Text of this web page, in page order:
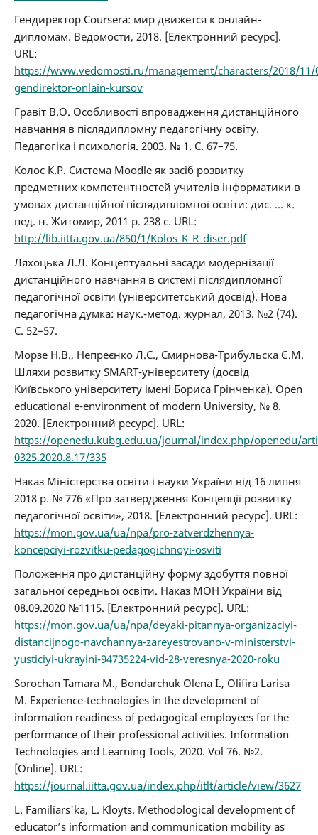
Гендиректор Coursera: мир движется к онлайн-
дипломам. Ведомости, 2018. [Електронний ресурс].
URL:
https://www.vedomosti.ru/management/characters/2018/11/
gendirektor-onlain-kursov
Гравіт В.О. Особливості впровадження дистанційного
навчання в післядипломну педагогічну освіту.
Педагогіка і психологія. 2003. № 1. С. 67–75.
Колос К.Р. Система Moodle як засіб розвитку
предметних компетентностей учителів інформатики в
умовах дистанційної післядипломної освіти: дис. ... к.
пед. н. Житомир, 2011 р. 238 с. URL:
http://lib.iitta.gov.ua/850/1/Kolos_K_R_diser.pdf
Ляхоцька Л.Л. Концептуальні засади модернізації
дистанційного навчання в системі післядипломної
педагогічної освіти (університетський досвід). Нова
педагогічна думка: наук.-метод. журнал, 2013. №2 (74).
С. 52–57.
Морзе Н.В., Непреєнко Л.С., Смирнова-Трибульска Є.М.
Шляхи розвитку SMART-університету (досвід
Київського університету імені Бориса Грінченка). Open
educational e-environment of modern University, № 8.
2020. [Електронний ресурс]. URL:
https://openedu.kubg.edu.ua/journal/index.php/openedu/
0325.2020.8.17/335
Наказ Міністерства освіти і науки України від 16 липня
2018 р. № 776 «Про затвердження Концепції розвитку
педагогічної освіти», 2018. [Електронний ресурс]. URL:
https://mon.gov.ua/ua/npa/pro-zatverdzhennya-
koncepciyi-rozvitku-pedagogichnoyi-osviti
Положення про дистанційну форму здобуття повної
загальної середньої освіти. Наказ МОН України від
08.09.2020 №1115. [Електронний ресурс]. URL:
https://mon.gov.ua/ua/npa/deyaki-pitannya-organizaciyi-
distancijnogo-navchannya-zareyestrovano-v-ministerstvi-
yusticiyi-ukrayini-94735224-vid-28-veresnya-2020-roku
Sorochan Tamara M., Bondarchuk Olena I., Olifira Larisa
M. Experience-technologies in the development of
information readiness of pedagogical employees for the
performance of their professional activities. Information
Technologies and Learning Tools, 2020. Vol 76. №2.
[Online]. URL:
https://journal.iitta.gov.ua/index.php/itlt/article/view/3627
L. Familiars'ka, L. Kloyts. Methodological development of
educator’s information and communication mobility as